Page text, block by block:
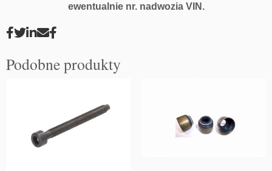
ewentualnie nr. nadwozia VIN.
Podobne produkty